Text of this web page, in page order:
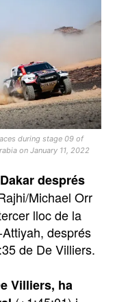
during stage 09 of
on January 11, 2022
després
Michael Orr
lloc de la
després
de De Villiers.
Villiers, ha